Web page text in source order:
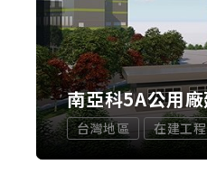
南亞科5A公用
台灣地區 在建工程